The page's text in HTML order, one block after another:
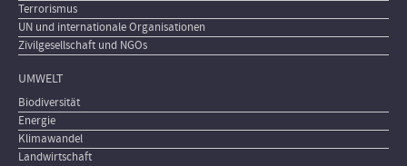
Terrorismus
UN und internationale Organisationen
Zivilgesellschaft und NGOs
UMWELT
Biodiversität
Energie
Klimawandel
Landwirtschaft